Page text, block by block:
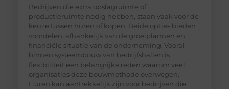
Bedrijven die extra opslagruimte of
productieruimte nodig hebben, staan vaak voor de
keuze tussen huren of kopen. Beide opties bieden
voordelen, afhankelijk van de groeiplannen en
financiële situatie van de onderneming. Vooral
binnen systeembouw van bedrijfshallen is
flexibiliteit een belangrijke reden waarom veel
organisaties deze bouwmethode overwegen.
Huren kan aantrekkelijk zijn voor bedrijven die